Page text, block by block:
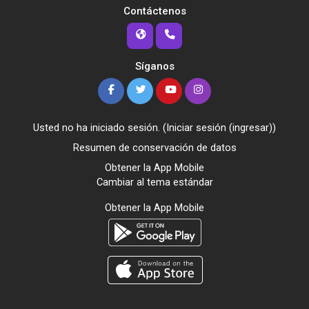
Contáctenos
Síganos
Usted no ha iniciado sesión. (Iniciar sesión (ingresar))
Resumen de conservación de datos
Obtener la App Mobile
Cambiar al tema estándar
Obtener la App Mobile